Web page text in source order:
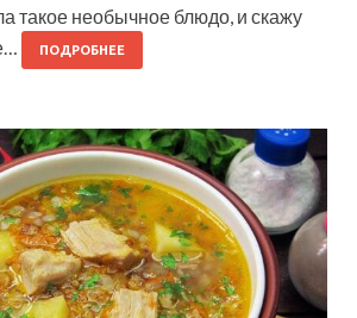
такое необычное блюдо, и скажу
ПОДРОБНЕЕ